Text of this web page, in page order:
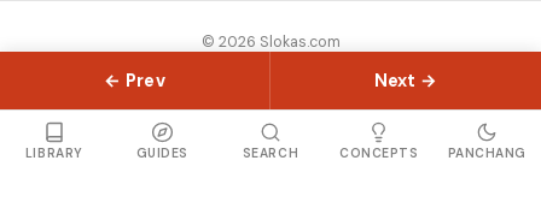
← Prev Next →
© 2026 Slokas.com
LIBRARY GUIDES SEARCH CONCEPTS PANCHANG